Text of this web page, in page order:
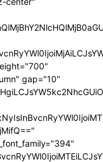
gap="10"